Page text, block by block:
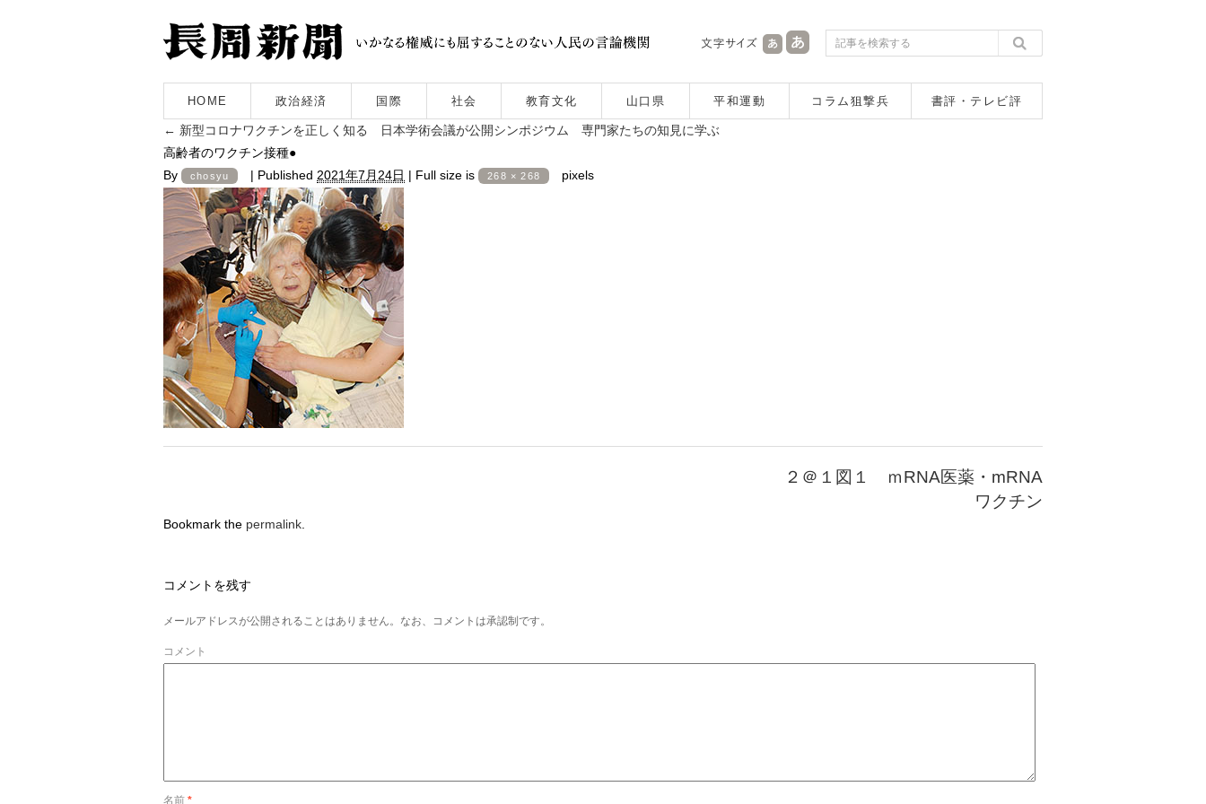
HOME 政治経済 国際 社会 教育文化 山口県 平和運動 コラム狙撃兵 書評・テレビ評
← 新型コロナワクチンを正しく知る 日本学術会議が公開シンポジウム 専門家たちの知見に学ぶ
高齢者のワクチン接種●
By
chosyu | Published 2021年7月24日 | Full size is 268 × 268 pixels
２＠１図１ ｍRNA医薬・mRNA
ワクチン
Bookmark the permalink
コメントを残す
メールアドレスが公開されることはありません。なお、コメントは承認制です。
コメント
名前 *